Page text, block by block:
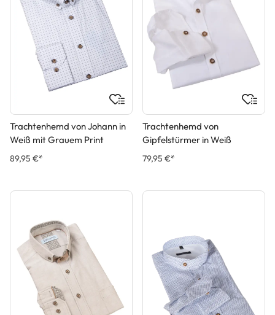
Trachtenhemd von Johann in
Weiß mit Grauem Print
89,95 €*
Trachtenhemd von
Gipfelstürmer in Weiß
79,95 €*